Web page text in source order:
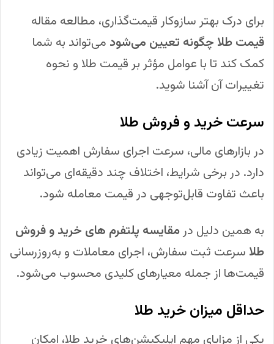
برای درک بهتر سازوکار قیمت‌گذاری، مطالعه مقاله
قیمت طلا چگونه تعیین می‌شود می‌تواند به شما
کمک کند تا با عوامل مؤثر بر قیمت طلا و نحوه
تغییرات آن آشنا شوید.
سرعت خرید و فروش طلا
در بازارهای مالی، سرعت اجرای سفارش اهمیت زیادی
دارد. در برخی شرایط، اختلاف چند دقیقه‌ای می‌تواند
باعث تفاوت قابل‌توجهی در قیمت معامله شود.
به همین دلیل درمقایسه پلتفرم های خرید و فروش
طلا سرعت ثبت سفارش، اجرای معاملات و به‌روزرسانی
قیمت‌ها از جمله معیارهای کلیدی محسوب می‌شود.
حداقل میزان خرید طلا
یکی از مزایای مهم اپلیکیشن‌های خرید طلا، امکان